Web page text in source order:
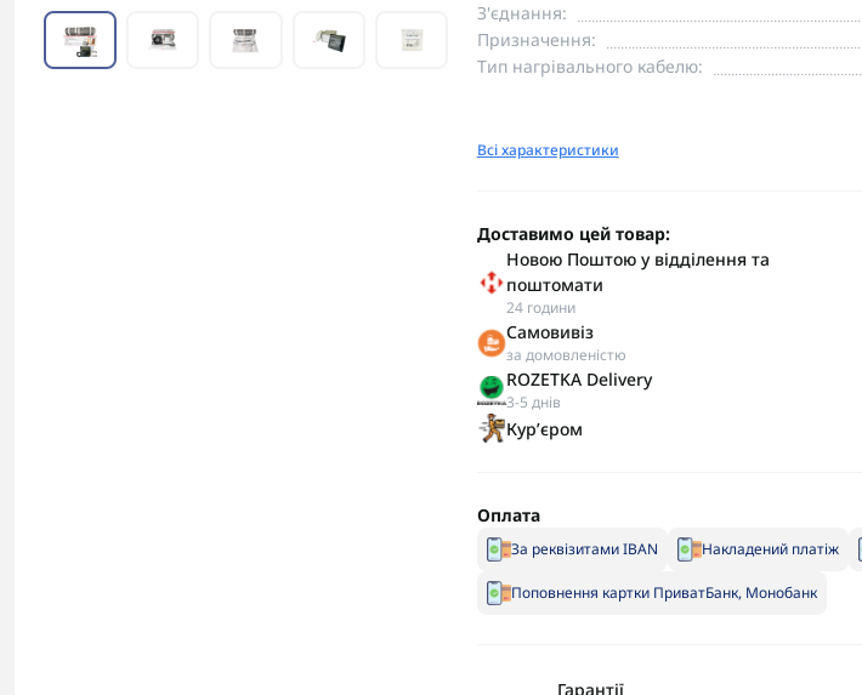
З'єднання:
Призначення:
Тип нагрівального кабелю:
Всі характеристики
Доставимо цей товар:
Новою Поштою у відділення та
поштомати
24 години
Самовивіз
за домовленістю
ROZETKA Delivery
3-5 днів
Курʼєром
Оплата
За реквізитами IBAN Накладений платіж
Поповнення картки ПриватБанк, Монобанк
Гарантії